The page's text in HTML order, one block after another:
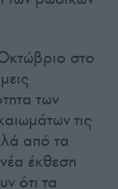
στο
των
τις
από τα
έκθεση
ότι τα